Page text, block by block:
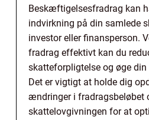
Beskæftigelsesfradrag kan
indvirkning på din samlede
investor eller finansperson.
fradrag effektivt kan du
skatteforpligtelse og øge
Det er vigtigt at holde dig
ændringer i fradragsbeløbet
skattelovgivningen for at